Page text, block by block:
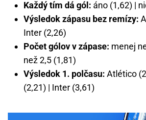
Každý tím dá gól: áno (1,62) |
Výsledok zápasu bez remízy:
Inter (2,26)
Počet gólov v zápase: menej
než 2,5 (1,81)
Výsledok 1. polčasu: Atlético
(2,21) | Inter (3,61)